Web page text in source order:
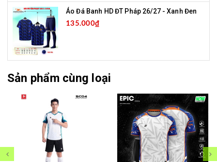
Áo Đá Banh HD ĐT Pháp 26/27 - Xanh Đen
135.000₫
Sản phẩm cùng loại